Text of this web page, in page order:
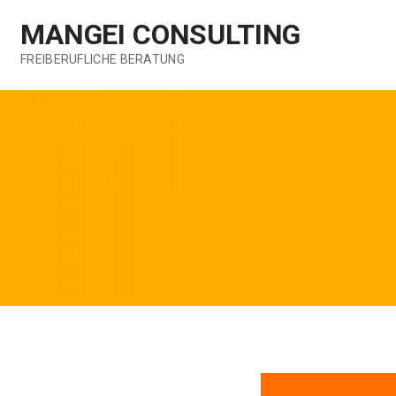
Inhalt
springen
MANGEI CONSULTING
FREIBERUFLICHE BERATUNG